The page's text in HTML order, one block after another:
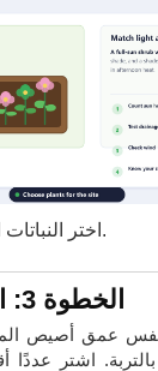
اختر النباتات المناسبة للموقع.
الخطوة 3: ازرع جذورًا قوية
نفس عمق أصيص
اشترِ عددًا